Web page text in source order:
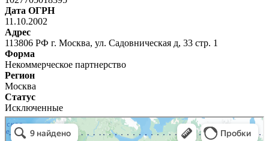
Дата ОГРН
11.10.2002
Адрес
113806 РФ г. Москва, ул. Садовническая д, 33 стр. 1
Форма
Некоммерческое партнерство
Регион
Москва
Статус
Исключенные